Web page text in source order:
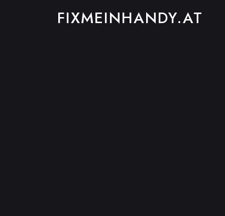
FIXMEINHANDY.AT